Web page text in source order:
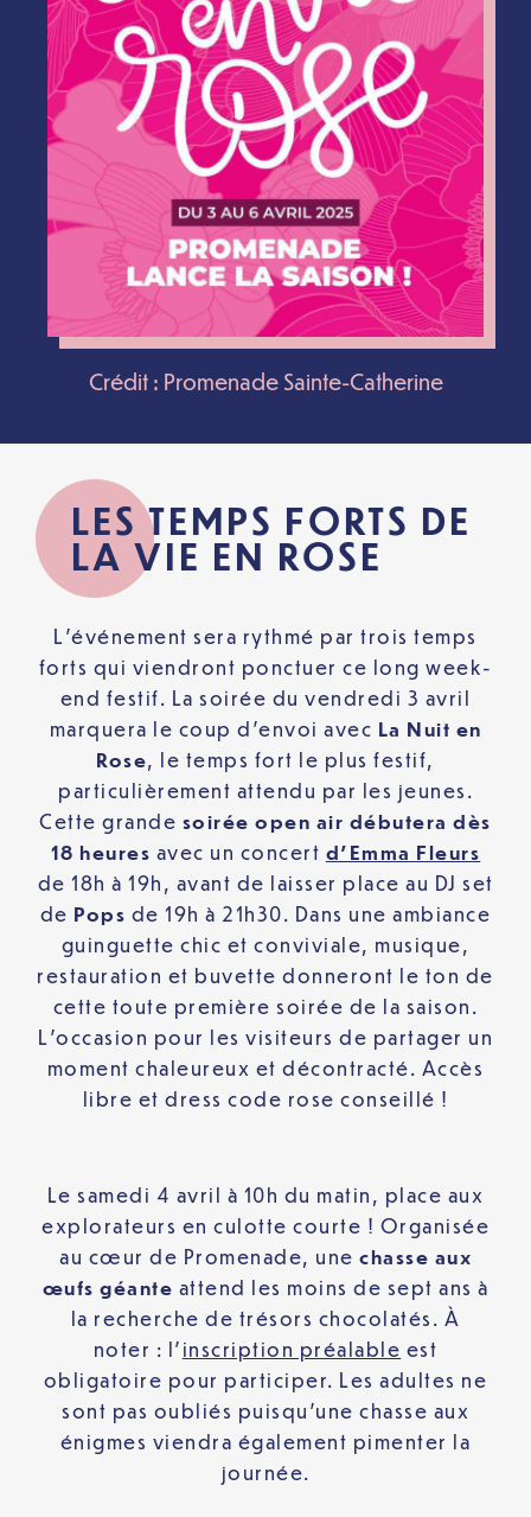
Crédit : Promenade Sainte-Catherine
LES TEMPS FORTS DE
LA VIE EN ROSE
L’événement sera rythmé par trois temps
forts qui viendront ponctuer ce long week-
end festif. La soirée du vendredi 3 avril
marquera le coup d’envoi avec La Nuit en
Rose, le temps fort le plus festif,
particulièrement attendu par les jeunes.
Cette grande soirée open air débutera dès
18 heures avec un concert d’Emma Fleurs
de 18h à 19h, avant de laisser place au DJ set
de Pops de 19h à 21h30. Dans une ambiance
guinguette chic et conviviale, musique,
restauration et buvette donneront le ton de
cette toute première soirée de la saison.
L’occasion pour les visiteurs de partager un
moment chaleureux et décontracté. Accès
libre et dress code rose conseillé !
Le samedi 4 avril à 10h du matin, place aux
explorateurs en culotte courte ! Organisée
au cœur de Promenade, une chasse aux
œufs géante attend les moins de sept ans à
la recherche de trésors chocolatés. À
noter : l’inscription préalable est
obligatoire pour participer. Les adultes ne
sont pas oubliés puisqu’une chasse aux
énigmes viendra également pimenter la
journée.